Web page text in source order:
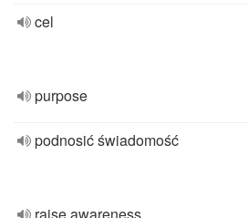
cel
purpose
podnosić świadomość